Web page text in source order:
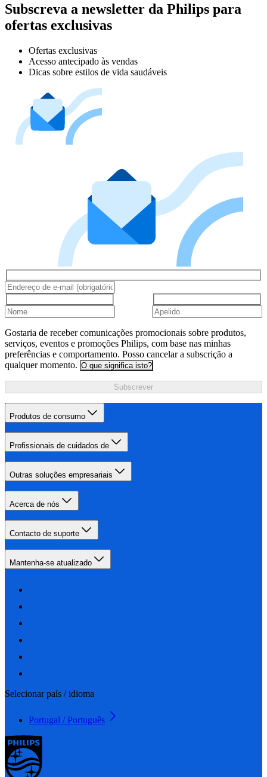
Subscreva a newsletter da Philips para
ofertas exclusivas
Ofertas exclusivas
Acesso antecipado às vendas
Dicas sobre estilos de vida saudáveis
Gostaria de receber comunicações promocionais sobre produtos,
serviços, eventos e promoções Philips, com base nas minhas
preferências e comportamento. Posso cancelar a subscrição a
qualquer momento. O que significa isto?
Subscrever
Produtos de consumo
Profissionais de cuidados de
Outras soluções empresariais
Acerca de nós
Contacto de suporte
Mantenha-se atualizado
Selecionar país / idioma
Portugal / Português